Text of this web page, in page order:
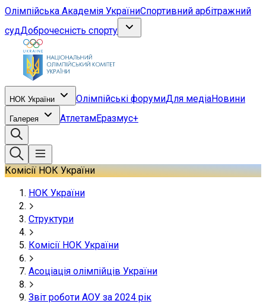
Олімпійська Академія УкраїниСпортивний арбітражний
судДоброчесність спорту
НОК України Олімпійські форумиДля медіаНовини
Галерея АтлетамЕразмус+
Комісії НОК України
НОК України
Структури
Комісії НОК України
Асоціація олімпійців України
Звіт роботи АОУ за 2024 рік